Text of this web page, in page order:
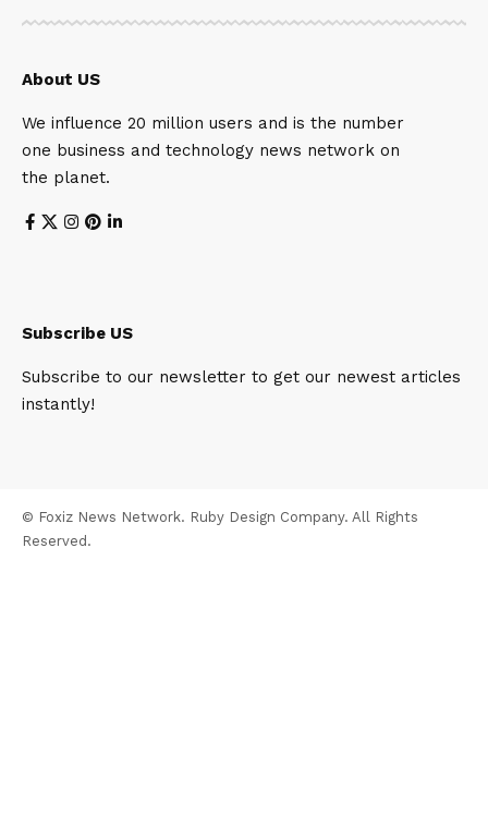
About US
We influence 20 million users and is the number
one business and technology news network on
the planet.
Subscribe US
Subscribe to our newsletter to get our newest articles
instantly!
© Foxiz News Network. Ruby Design Company. All Rights
Reserved.